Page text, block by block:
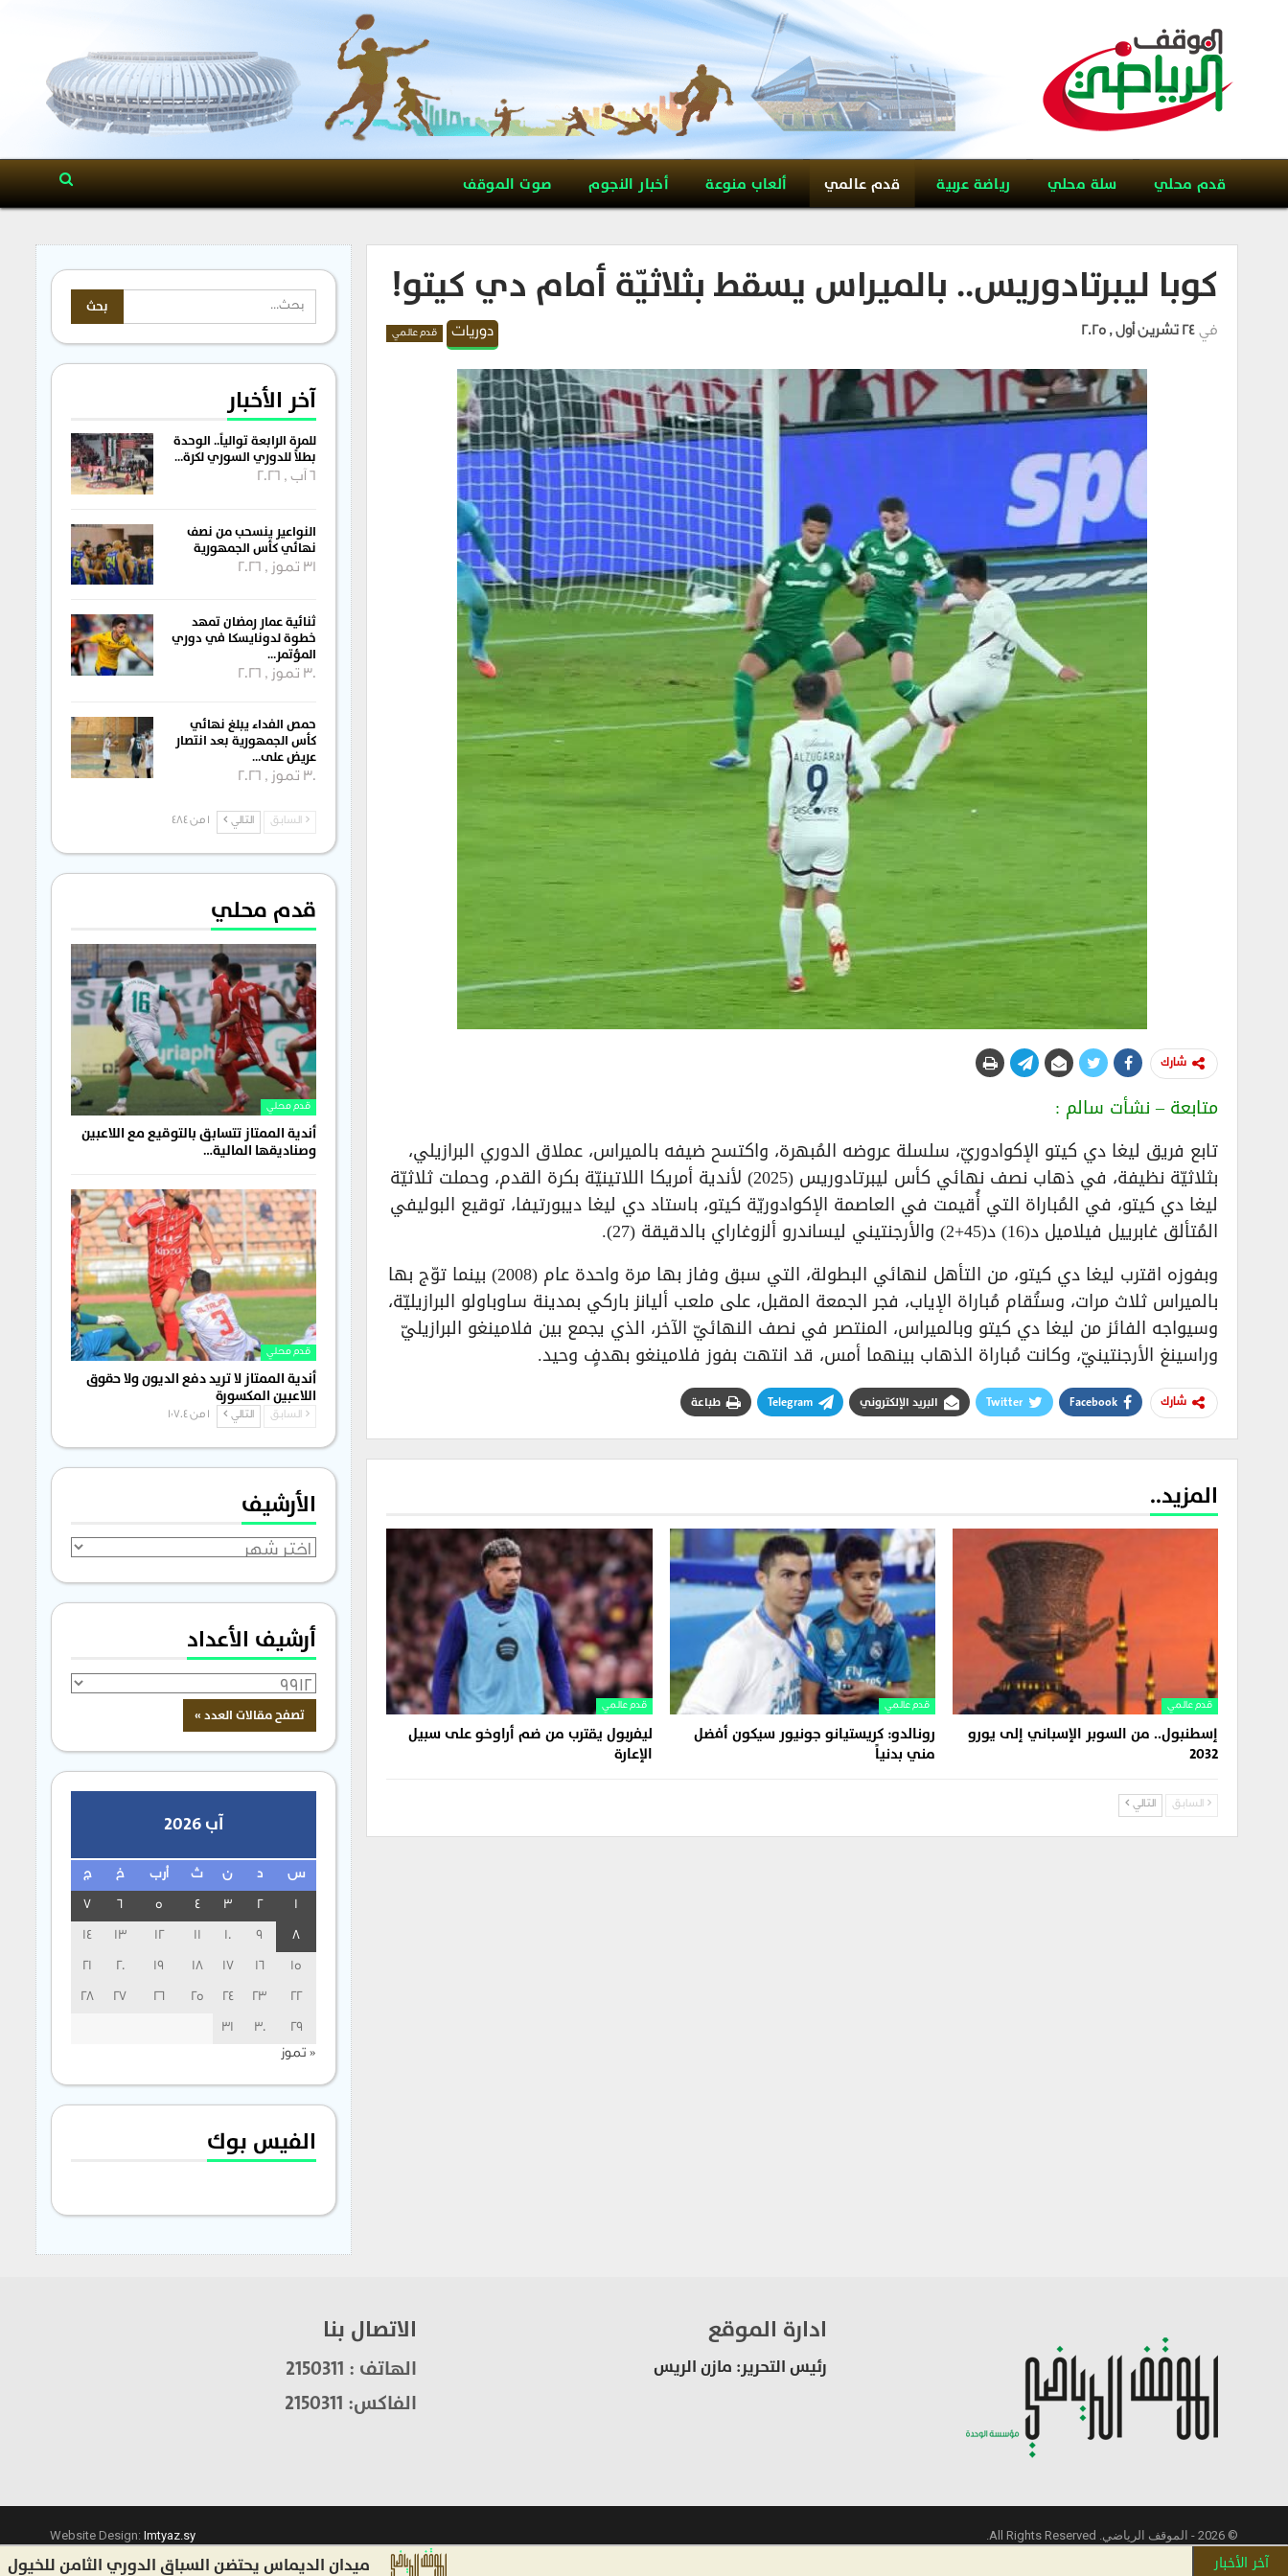
قدم محلي سلة محلي رياضة عربية قدم عالمي ألعاب منوعة أخبار النجوم صوت الموقف
كوبا ليبرتادوريس.. بالميراس يسقط بثلاثيّة أمام دي كيتو!
دوريات قدم عالمي في 24 تشرين أول , 2025
شارك
متابعة – نشأت سالم :
تابع فريق ليغا دي كيتو الإكوادوريّ، سلسلة عروضه المُبهرة، واكتسح ضيفه بالميراس، عملاق الدوري البرازيلي،
بثلاثيّة نظيفة، في ذهاب نصف نهائي كأس ليبرتادوريس (2025) لأندية أمريكا اللاتينيّة بكرة القدم، وحملت ثلاثيّة
ليغا دي كيتو، في المُباراة التي أُقيمت في العاصمة الإكوادوريّة كيتو، باستاد دي ليغا ديبورتيفا، توقيع البوليفي
المُتألق غابرييل فيلاميل د(16) د(45+2) والأرجنتيني ليساندرو ألزوغاراي بالدقيقة (27).
وبفوزه اقترب ليغا دي كيتو، من التأهل لنهائي البطولة، التي سبق وفاز بها مرة واحدة عام (2008) بينما توّج بها
بالميراس ثلاث مرات، وستُقام مُباراة الإياب، فجر الجمعة المقبل، على ملعب أليانز باركي بمدينة ساوباولو البرازيليّة،
وسيواجه الفائز من ليغا دي كيتو وبالميراس، المنتصر في نصف النهائيّ الآخر، الذي يجمع بين فلامينغو البرازيليّ
وراسينغ الأرجنتينيّ، وكانت مُباراة الذهاب بينهما أمس، قد انتهت بفوز فلامينغو بهدفٍ وحيد.
شارك Facebook
Twitter البريد الإلكتروني Telegram طباعة
المزيد..
قدم عالمي
إسطنبول.. من السوبر الإسباني إلى يورو
2032
قدم عالمي
رونالدو: كريستيانو جونيور سيكون أفضل
مني بدنياً
قدم عالمي
ليفربول يقترب من ضم أراوخو على سبيل
الإعارة
السابق التالي
آخر الأخبار
للمرة الرابعة توالياً.. الوحدة
بطلاً للدوري السوري لكرة…
6 آب , 2026
النواعير ينسحب من نصف
نهائي كأس الجمهورية
31 تموز , 2026
ثنائية عمار رمضان تمهد
خطوة لدونايسكا في دوري
المؤتمر…
30 تموز , 2026
حمص الفداء يبلغ نهائي
كأس الجمهورية بعد انتصار
عريض على…
30 تموز , 2026
السابق التالي 1 من 484
قدم محلي
قدم محلي
أندية الممتاز تتسابق بالتوقيع مع اللاعبين
وصناديقها المالية…
قدم محلي
أندية الممتاز لا تريد دفع الديون ولا حقوق
اللاعبين المكسورة
السابق التالي 1 من 1٬704
الأرشيف
الأرشيف
أرشيف الأعداد
آب 2026
س د ن ث أرب خ ج
1
2
3
4
5
6
7
8
9
10
11
12
13
14
15
16
17
18
19
20
21
22
23
24
25
26
27
28
29
30
31
« تموز
الفيس بوك
ادارة الموقع
رئيس التحرير: مازن الريس
الاتصال بنا
الهاتف : 2150311
الفاكس: 2150311
© 2026 - الموقف الرياضي. All Rights Reserved. Website Design: Imtyaz.sy
آخر الأخبار ميدان الديماس يحتضن السباق الدوري الثامن للخيول